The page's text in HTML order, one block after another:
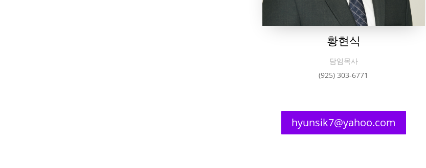
황현식
담임목사
(925) 303-6771
hyunsik7@yahoo.com